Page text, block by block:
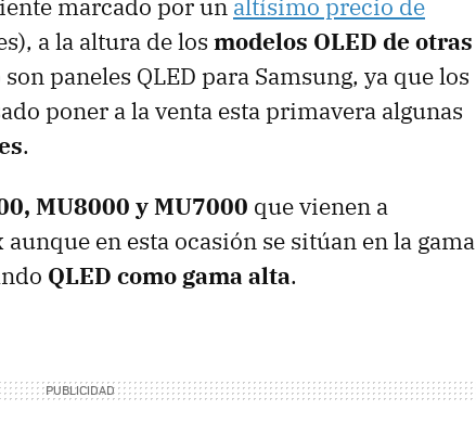
marcado por un altísimo precio de
a la altura de los modelos OLED de otras
paneles QLED para Samsung, ya que los
poner a la venta esta primavera algunas
.
MU8000 y MU7000 que vienen a
en esta ocasión se sitúan en la gama
QLED como gama alta.